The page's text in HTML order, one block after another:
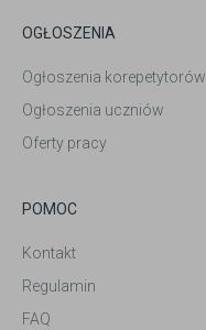
OGŁOSZENIA
Ogłoszenia korepetytorów
Ogłoszenia uczniów
Oferty pracy
POMOC
Kontakt
Regulamin
FAQ